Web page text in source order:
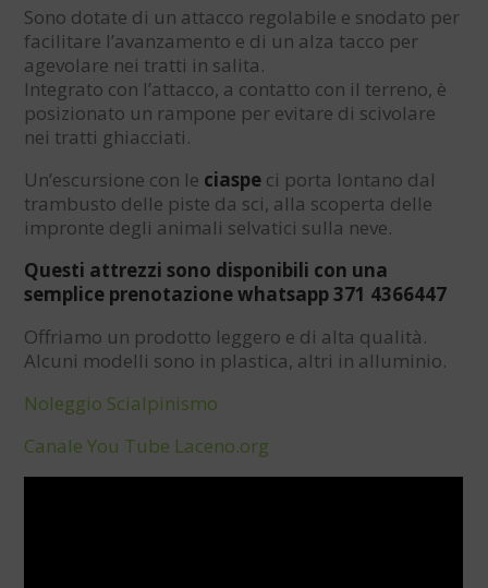
Sono dotate di un attacco regolabile e snodato per
facilitare l’avanzamento e di un alza tacco per
agevolare nei tratti in salita.
Integrato con l’attacco, a contatto con il terreno, è
posizionato un rampone per evitare di scivolare
nei tratti ghiacciati.
Un’escursione con le ciaspe ci porta lontano dal
trambusto delle piste da sci, alla scoperta delle
impronte degli animali selvatici sulla neve.
Questi attrezzi sono disponibili con una
semplice prenotazione whatsapp 371 4366447
Offriamo un prodotto leggero e di alta qualità.
Alcuni modelli sono in plastica, altri in alluminio.
Noleggio Scialpinismo
Canale You Tube Laceno.org